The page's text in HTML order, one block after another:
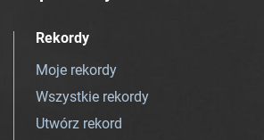
Rekordy
Moje rekordy
Wszystkie rekordy
Utwórz rekord